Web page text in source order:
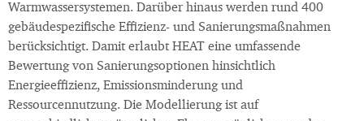
Warmwassersystemen. Darüber hinaus werden rund 400
gebäudespezifische Effizienz- und Sanierungsmaßnahmen
berücksichtigt. Damit erlaubt HEAT eine umfassende
Bewertung von Sanierungsoptionen hinsichtlich
Energieeffizienz, Emissionsminderung und
Ressourcennutzung. Die Modellierung ist auf